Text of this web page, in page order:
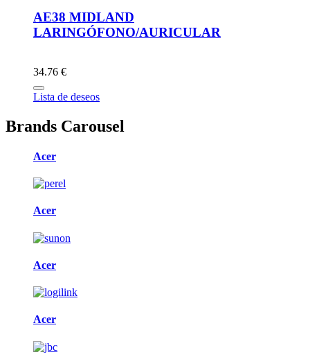
AE38 MIDLAND
LARINGÓFONO/AURICULAR
34.76 €
Lista de deseos
Brands Carousel
Acer
Acer
Acer
Acer